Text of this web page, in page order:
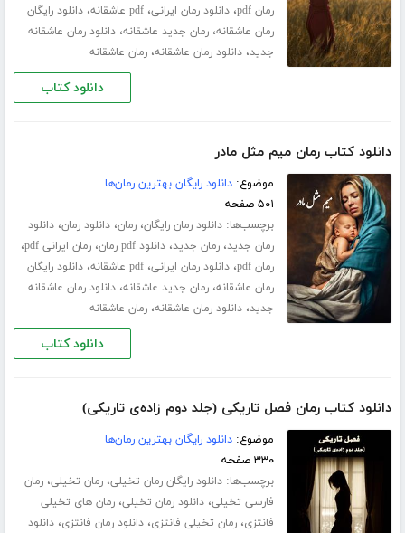
رمان pdf ،دانلود رمان ایرانی،pdf عاشقانه ،دانلود رایگان
رمان عاشقانه،رمان جدید عاشقانه،دانلود رمان عاشقانه
جدید،دانلود رمان عاشقانه،رمان عاشقانه
دانلود کتاب
دانلود کتاب رمان میم مثل مادر
موضوع:دانلود رایگان بهترین رمان‌ها
۵۰۱ صفحه
برچسب‌ها:دانلود رمان رایگان،رمان،دانلود رمان،دانلود
رمان جدید،رمان جدید،دانلود pdf رمان ،رمان ایرانی pdf ،
رمان pdf ،دانلود رمان ایرانی،pdf عاشقانه ،دانلود رایگان
رمان عاشقانه،رمان جدید عاشقانه،دانلود رمان عاشقانه
جدید،دانلود رمان عاشقانه،رمان عاشقانه
دانلود کتاب
دانلود کتاب رمان فصل تاریکی (جلد دوم زاده‌ی تاریکی)
موضوع:دانلود رایگان بهترین رمان‌ها
۳۳۰ صفحه
برچسب‌ها:دانلود رایگان رمان تخیلی،رمان تخیلی،رمان
فارسی تخیلی،دانلود رمان تخیلی،رمان های تخیلی
فانتزی،رمان تخیلی فانتزی،دانلود رمان فانتزی،دانلود